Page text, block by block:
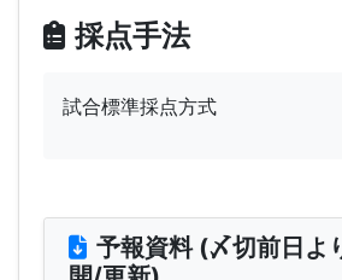
採点手法
試合標準採点方式
予報資料 (〆切前日よ